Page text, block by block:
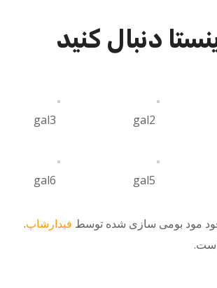
دنبال کنید
gal2
gal3
gal5
gal6
فیدارشاپ.